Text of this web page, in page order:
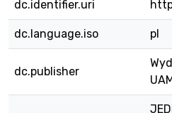
dc.identifier.uri
dc.language.iso pl
dc.publisher